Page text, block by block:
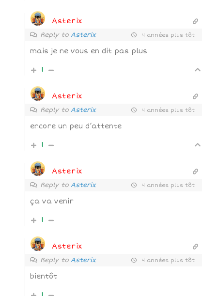
Asterix
Reply to Asterix 4 années plus tôt
mais je ne vous en dit pas plus
1
Asterix
Reply to Asterix 4 années plus tôt
encore un peu d’attente
1
Asterix
Reply to Asterix 4 années plus tôt
ça va venir
1
Asterix
Reply to Asterix 4 années plus tôt
bientôt